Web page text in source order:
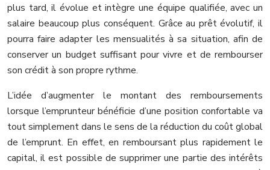
plus tard, il évolue et intègre une équipe qualifiée, avec un
salaire beaucoup plus conséquent. Grâce au prêt évolutif, il
pourra faire adapter les mensualités à sa situation, afin de
conserver un budget suffisant pour vivre et de rembourser
son crédit à son propre rythme.
L’idée d’augmenter le montant des remboursements
lorsque l’emprunteur bénéficie d’une position confortable va
tout simplement dans le sens de la réduction du coût global
de l’emprunt. En effet, en remboursant plus rapidement le
capital, il est possible de supprimer une partie des intérêts